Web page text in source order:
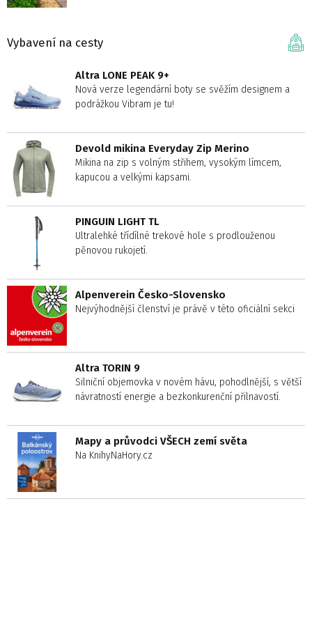
Vybavení na cesty
Altra LONE PEAK 9+
Nová verze legendární boty se svěžím designem a
podrážkou Vibram je tu!
Devold mikina Everyday Zip Merino
Mikina na zip s volným střihem, vysokým límcem,
kapucou a velkými kapsami.
PINGUIN LIGHT TL
Ultralehké třídílné trekové hole s prodlouženou
pěnovou rukojetí.
Alpenverein Česko-Slovensko
Nejvýhodnější členství je právě v této oficiální sekci
Altra TORIN 9
Silniční objemovka v novém hávu, pohodlnější, s větší
návratností energie a bezkonkurenční přilnavostí.
Mapy a průvodci VŠECH zemí světa
Na KnihyNaHory.cz